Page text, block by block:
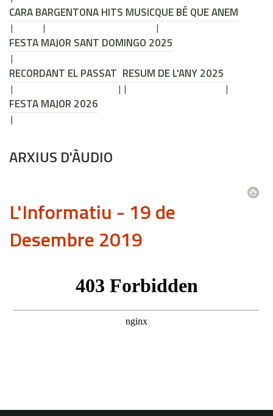
CARA BARGENTONA HITS MUSICQUE BÉ QUE ANEM
FESTA MAJOR SANT DOMINGO 2025
RECORDANT EL PASSAT RESUM DE L'ANY 2025
FESTA MAJOR 2026
ARXIUS D'ÀUDIO
L'Informatiu - 19 de
Desembre 2019